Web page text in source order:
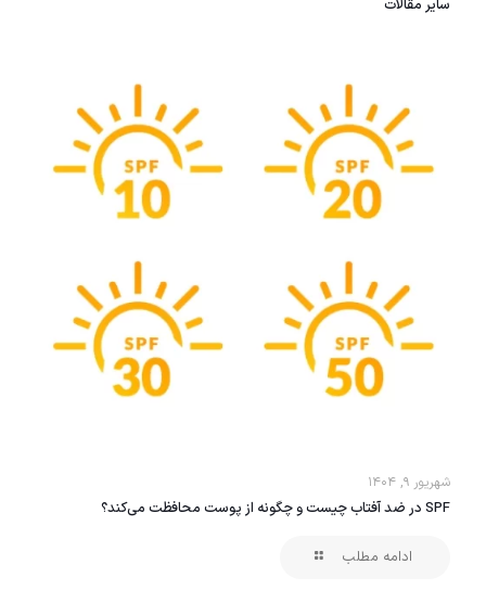
سایر مقالات
شهریور ۹, ۱۴۰۴
SPF در ضد آفتاب چیست و چگونه از پوست محافظت می‌کند؟
ادامه مطلب